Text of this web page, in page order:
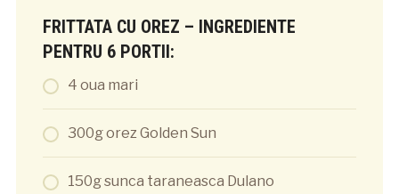
FRITTATA CU OREZ – INGREDIENTE
PENTRU 6 PORTII:
4 oua mari
300g orez Golden Sun
150g sunca taraneasca Dulano